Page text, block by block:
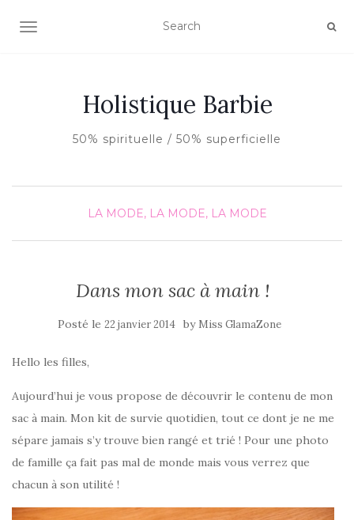
AFFICHER/MASQUER LA NAVIGATION
Holistique Barbie
50% spirituelle / 50% superficielle
LA MODE, LA MODE, LA MODE
Dans mon sac à main !
Posté le 22 janvier 2014 by Miss GlamaZone
Hello les filles,
Aujourd’hui je vous propose de découvrir le contenu de mon
sac à main. Mon kit de survie quotidien, tout ce dont je ne me
sépare jamais s’y trouve bien rangé et trié ! Pour une photo
de famille ça fait pas mal de monde mais vous verrez que
chacun à son utilité !